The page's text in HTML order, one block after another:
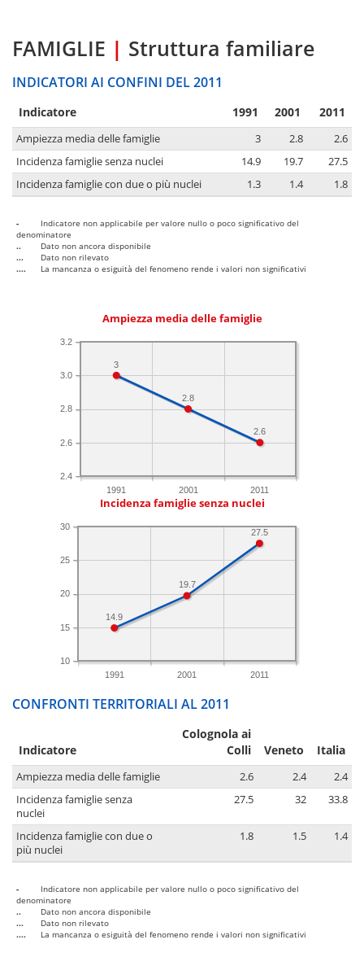
FAMIGLIE | Struttura familiare
INDICATORI AI CONFINI DEL 2011
Indicatore 1991 2001 2011
Ampiezza media delle famiglie 3 2.8
2.6
Incidenza famiglie senza nuclei
14.9 19.7
27.5
Incidenza famiglie con due o più nuclei
1.3 1.4 1.8
-
Indicatore non applicabile per valore nullo o poco significativo del
denominatore
..
Dato non ancora disponibile
...
Dato non rilevato
....
La mancanza o esiguità del fenomeno rende i valori non significativi
Ampiezza media delle famiglie
1991 2001 2011
2.4
2.6
2.8
3.0
3.2
2.6
2.8
3
Incidenza famiglie senza nuclei
1991 2001 2011
10
15
20
25
30
27.5
19.7
14.9
CONFRONTI TERRITORIALI AL 2011
Indicatore
Colognola ai
Colli
Veneto Italia
Ampiezza media delle famiglie 2.6 2.4
2.4
Incidenza famiglie senza
nuclei
27.5 32 33.8
Incidenza famiglie con due o
più nuclei
1.8 1.5 1.4
-
Indicatore non applicabile per valore nullo o poco significativo del
denominatore
..
Dato non ancora disponibile
...
Dato non rilevato
....
La mancanza o esiguità del fenomeno rende i valori non significativi